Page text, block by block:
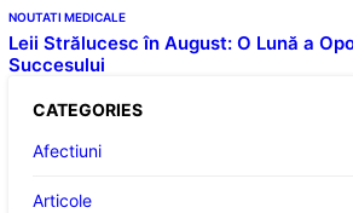
NOUTATI MEDICALE
Leii Strălucesc în August: O Lună a
Succesului
CATEGORIES
Afectiuni
Articole